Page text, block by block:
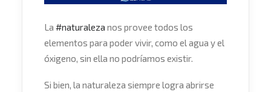
La #naturaleza nos provee todos los
elementos para poder vivir, como el agua y el
óxigeno, sin ella no podríamos existir.
Si bien, la naturaleza siempre logra abrirse